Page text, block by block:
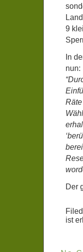
9
In
nun:
Der
ist